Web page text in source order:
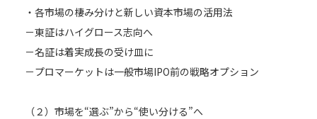
・各市場の棲み分けと新しい資本市場の活用法
－東証はハイグロース志向へ
－名証は着実成長の受け皿に
－プロマーケットは一般市場IPO前の戦略オプション
（２）市場を“選ぶ”から“使い分ける”へ